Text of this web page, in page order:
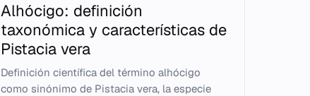
Alhócigo: definición
taxonómica y características de
Pistacia vera
Definición científica del término alhócigo
como sinónimo de Pistacia vera, la especie